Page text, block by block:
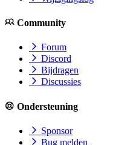
Community
Forum
Discord
Bijdragen
Discussies
Ondersteuning
Sponsor
Bug melden